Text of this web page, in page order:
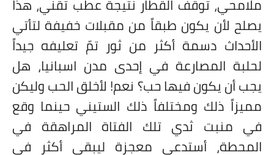
ملامحي، توقف القطار نتيجة عطب تقني، هذا
يصلح لأن يكون طبقاً من مقبلات خفيفة لتأتي
الأحداث دسمة أكثر من ثور تمّ تعليفه جيداً
لحلبة المصارعة في إحدى مدن اسبانيا، هل
يجب أن يكون فيها حب؟ نعم! لأخلق الحب وليكن
مميزاً ذلك ومختلفاً ذلك الستيني حينما وقع
في منبت ثدي تلك الفتاة المراهقة في
المحطة، أستدعى معجزة ليبقى أكثر في